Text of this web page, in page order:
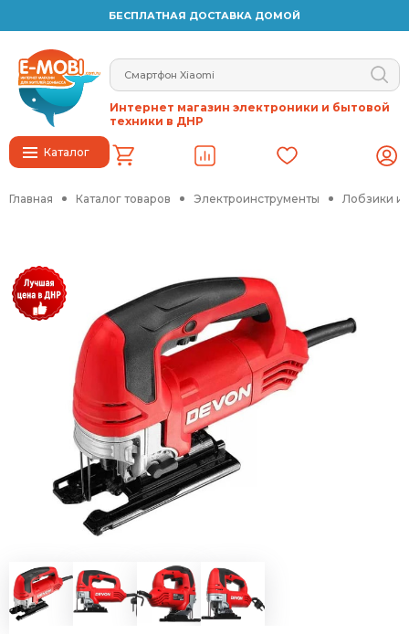
БЕСПЛАТНАЯ ДОСТАВКА ДОМОЙ
Каталог
Интернет магазин электроники и бытовой
техники в ДНР
Главная Каталог товаров Электроинструменты Лобзики и